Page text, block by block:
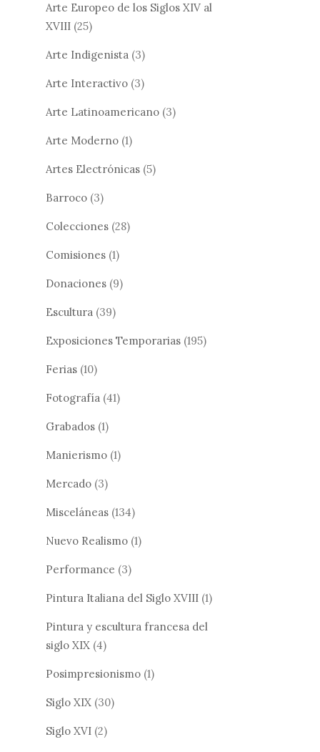
Arte Europeo de los Siglos XIV al
XVIII (25)
Arte Indigenista (3)
Arte Interactivo (3)
Arte Latinoamericano (3)
Arte Moderno (1)
Artes Electrónicas (5)
Barroco (3)
Colecciones (28)
Comisiones (1)
Donaciones (9)
Escultura (39)
Exposiciones Temporarias (195)
Ferias (10)
Fotografía (41)
Grabados (1)
Manierismo (1)
Mercado (3)
Misceláneas (134)
Nuevo Realismo (1)
Performance (3)
Pintura Italiana del Siglo XVIII (1)
Pintura y escultura francesa del
siglo XIX (4)
Posimpresionismo (1)
Siglo XIX (30)
Siglo XVI (2)